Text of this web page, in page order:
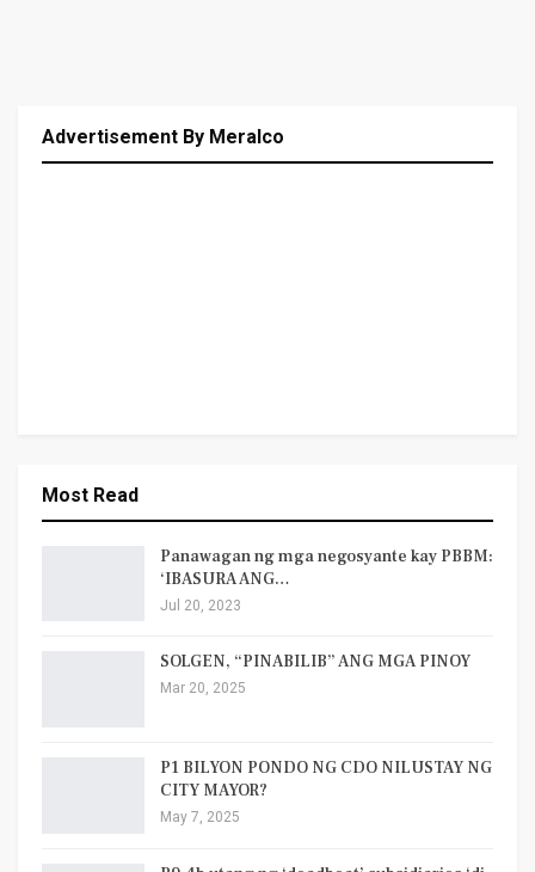
Advertisement By Meralco
Most Read
Panawagan ng mga negosyante kay PBBM:
‘IBASURA ANG…
Jul 20, 2023
SOLGEN, “PINABILIB” ANG MGA PINOY
Mar 20, 2025
P1 BILYON PONDO NG CDO NILUSTAY NG
CITY MAYOR?
May 7, 2025